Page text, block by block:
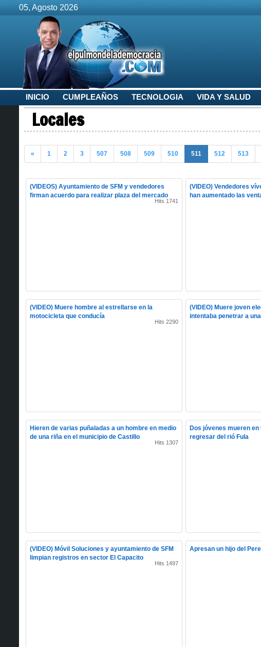
05, Agosto 2026
INICIO CUMPLEAÑOS TECNOLOGIA VIDA Y SALUD
Locales
« 1 2 3 507 508 509 510 511 512 513
(VIDEOS) Ayuntamiento de SFM y vendedores
firman acuerdo para realizar plaza del mercado
Hits 1741
(VIDEO) Vendedores
han aumentado las
(VIDEO) Muere hombre al estrellarse en la
motocicleta que conducía
Hits 2290
(VIDEO) Muere joven
intentaba penetrar a
Hieren de varias puñaladas a un hombre en medio
de una riña en el municipio de Castillo
Hits 1307
Dos jóvenes mueren
regresar del rió Fula
(VIDEO) Móvil Soluciones y ayuntamiento de SFM
limpian registros en sector El Capacito
Hits 1497
Apresan un hijo del